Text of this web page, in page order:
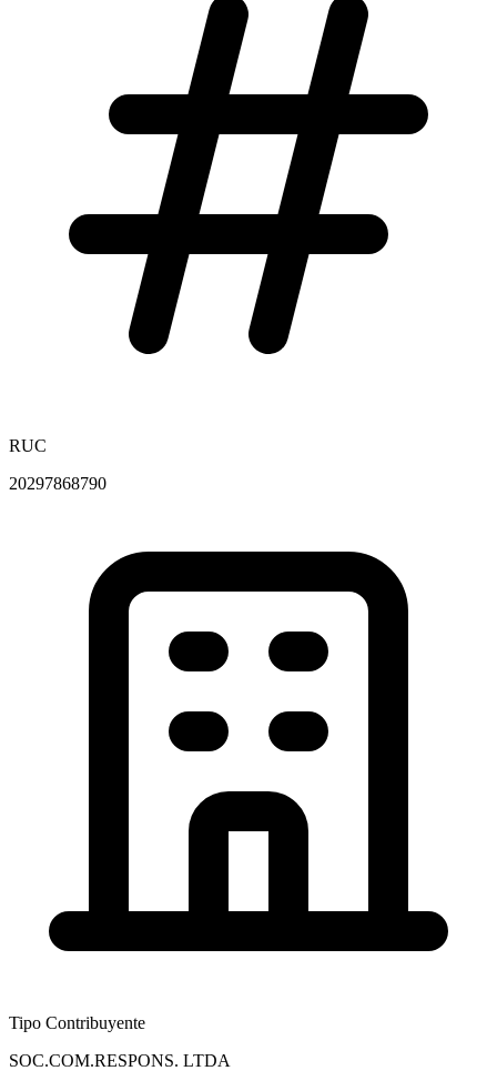
RUC
20297868790
Tipo Contribuyente
SOC.COM.RESPONS. LTDA